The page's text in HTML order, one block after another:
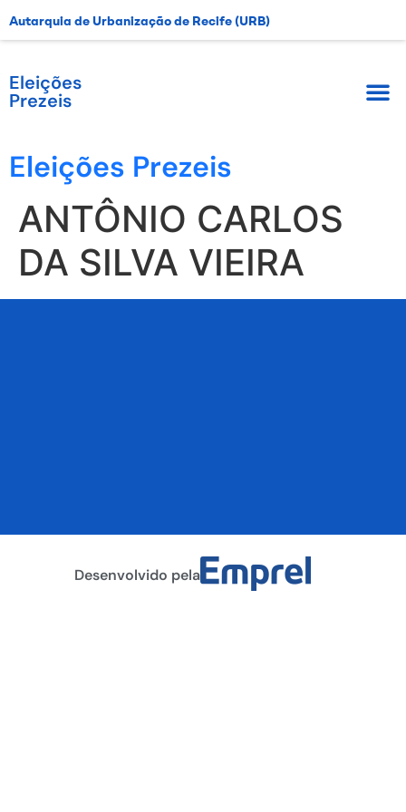
Autarquia de Urbanização de Recife (URB)
Eleições
Prezeis
Eleições Prezeis
ANTÔNIO CARLOS
DA SILVA VIEIRA
Desenvolvido pela